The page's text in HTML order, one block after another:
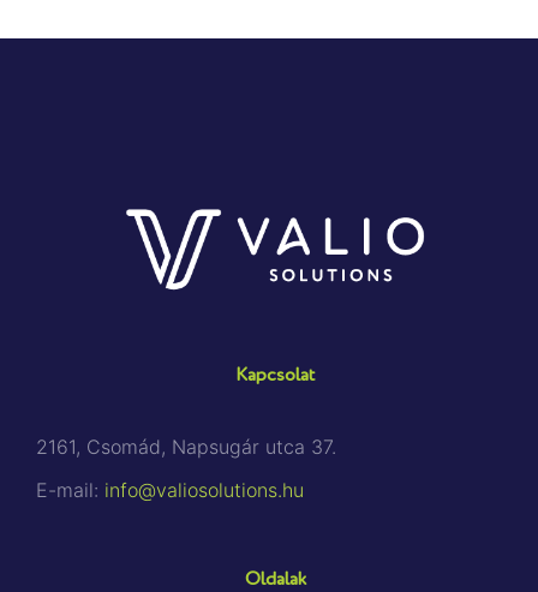
Kapcsolat
2161, Csomád, Napsugár utca 37.
E-mail: info@valiosolutions.hu
Oldalak